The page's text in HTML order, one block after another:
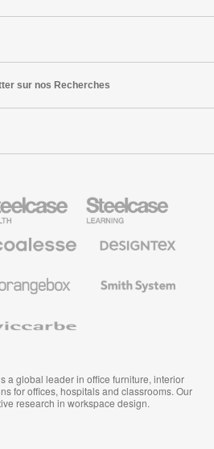
sur nos Recherches
Mobilier
pour
secteur
Textiles
Muraux
System
a global leader in office furniture, interior
for offices, hospitals and classrooms. Our
research in workspace design.